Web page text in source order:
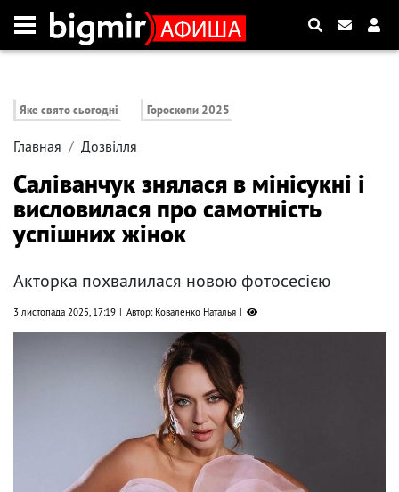
Яке свято сьогодні Гороскопи 2025
Главная Дозвілля
Саліванчук знялася в мінісукні і
висловилася про самотність
успішних жінок
Акторка похвалилася новою фотосесією
3 листопада 2025, 17:19 Автор: Коваленко Наталья